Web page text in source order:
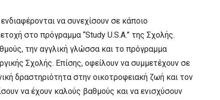
να συνεχίσουν σε κάποιο
στο πρόγραμμα “Study U.S.A.” της Σχολής.
την αγγλική γλώσσα και το πρόγραμμα
Σχολής. Επίσης, οφείλουν να συμμετέχουν σε
δραστηριότητα στην οικοτροφειακή ζωή και τον
να έχουν καλούς βαθμούς και να ενισχύσουν